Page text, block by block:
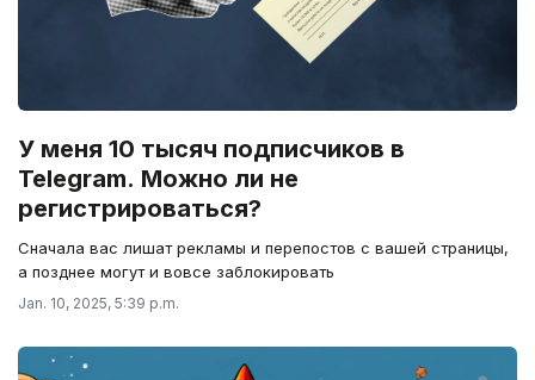
У меня 10 тысяч подписчиков в
Telegram. Можно ли не
регистрироваться?
Cначала вас лишат рекламы и перепостов с вашей страницы,
а позднее могут и вовсе заблокировать
Jan. 10, 2025, 5:39 p.m.